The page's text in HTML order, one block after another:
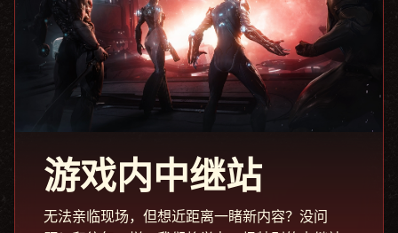
游戏内中继站
无法亲临现场，但想近距离一睹新内容？没问